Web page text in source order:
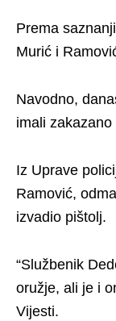
Prema
Murić i
Navodno,
imali
Iz Uprave
Ramović,
izvadio pištolj.
“Službenik
oružje, ali je i
Vijesti.